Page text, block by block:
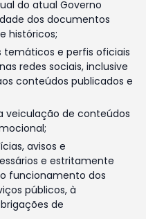
do atual Governo
dos documentos
históricos;
temáticos e perfis oficiais
redes sociais, inclusive
conteúdos publicados e
veiculação de conteúdos
avisos e
e estritamente
funcionamento dos
públicos, à
de